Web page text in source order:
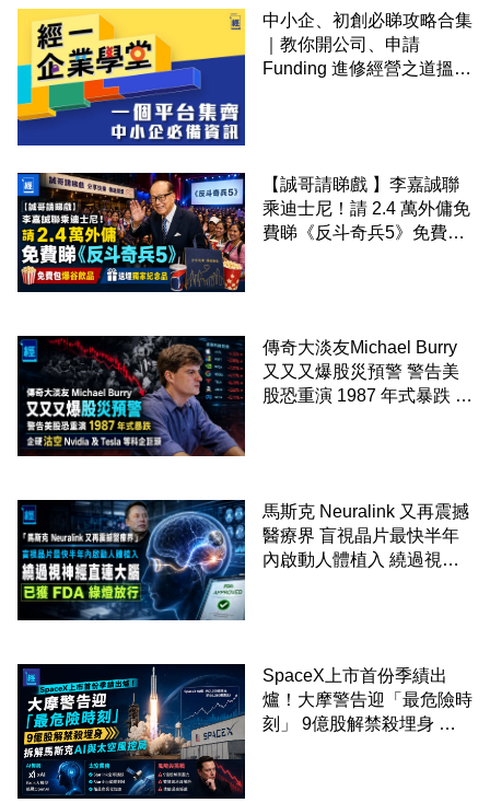
中小企、初創必睇攻略合集
｜教你開公司、申請
Funding 進修經營之道搵大
【誠哥請睇戲 】李嘉誠聯
乘迪士尼！請 2.4 萬外傭免
費睇《反斗奇兵5》免費包
傳奇大淡友Michael Burry
又又又爆股災預警 警告美
股恐重演 1987 年式暴跌 企
馬斯克 Neuralink 又再震撼
醫療界 盲視晶片最快半年
內啟動人體植入 繞過視神
SpaceX上市首份季績出
爐！大摩警告迎「最危險時
刻」 9億股解禁殺埋身 拆